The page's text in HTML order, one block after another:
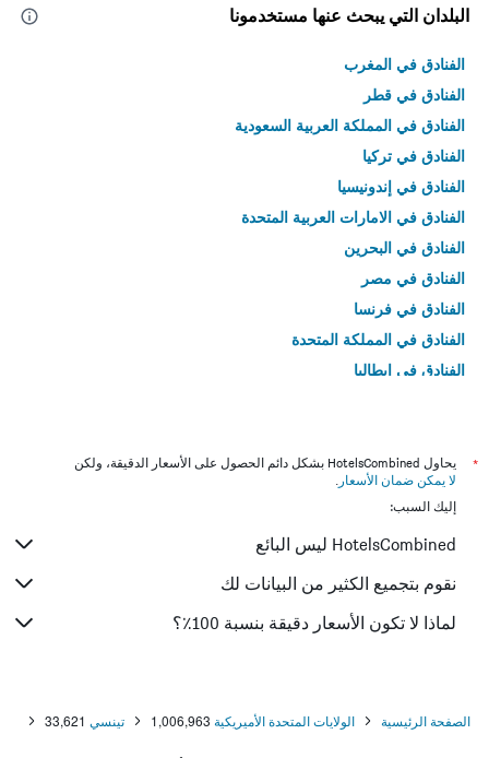
البلدان التي يبحث عنها مستخدمونا
الفنادق في المغرب
الفنادق في قطر
الفنادق في المملكة العربية السعودية
الفنادق في تركيا
الفنادق في إندونيسيا
الفنادق في الامارات العربية المتحدة
الفنادق في البحرين
الفنادق في مصر
الفنادق في فرنسا
الفنادق في المملكة المتحدة
الفنادق في إيطاليا
*
يحاول HotelsCombined بشكل دائم الحصول على الأسعار الدقيقة، ولكن
لا يمكن ضمان الأسعار .
إليك السبب:
HotelsCombined ليس البائع
نقوم بتجميع الكثير من البيانات لك
لماذا لا تكون الأسعار دقيقة بنسبة 100٪؟
الصفحة الرئيسية الولايات المتحدة الأميريكية 1,006,963 تينسي 33,621